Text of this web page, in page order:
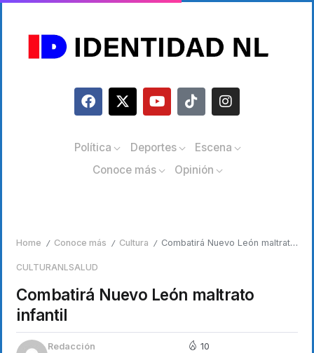
Política Deportes
Escena
Conoce más
Opinión
Home / Conoce más / Cultura / Combatirá Nuevo León maltrato infantil
CULTURANLSALUD
Combatirá Nuevo León maltrato
infantil
Redacción
10